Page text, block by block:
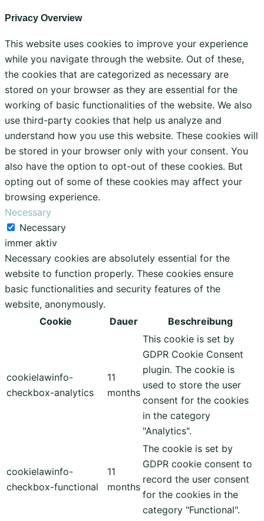
Privacy Overview
This website uses cookies to improve your experience
while you navigate through the website. Out of these,
the cookies that are categorized as necessary are
stored on your browser as they are essential for the
working of basic functionalities of the website. We also
use third-party cookies that help us analyze and
understand how you use this website. These cookies will
be stored in your browser only with your consent. You
also have the option to opt-out of these cookies. But
opting out of some of these cookies may affect your
browsing experience.
Necessary
Necessary
immer aktiv
Necessary cookies are absolutely essential for the
website to function properly. These cookies ensure
basic functionalities and security features of the
website, anonymously.
Cookie
Dauer Beschreibung
cookielawinfo-
checkbox-analytics
11
months
This cookie is set by
GDPR Cookie Consent
plugin. The cookie is
used to store the user
consent for the cookies
in the category
"Analytics".
cookielawinfo-
checkbox-functional
11
months
The cookie is set by
GDPR cookie consent to
record the user consent
for the cookies in the
category "Functional".